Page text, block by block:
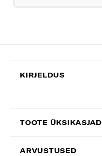
KIRJELDUS
TOOTE ÜKSIKASJAD
ARVUSTUSED